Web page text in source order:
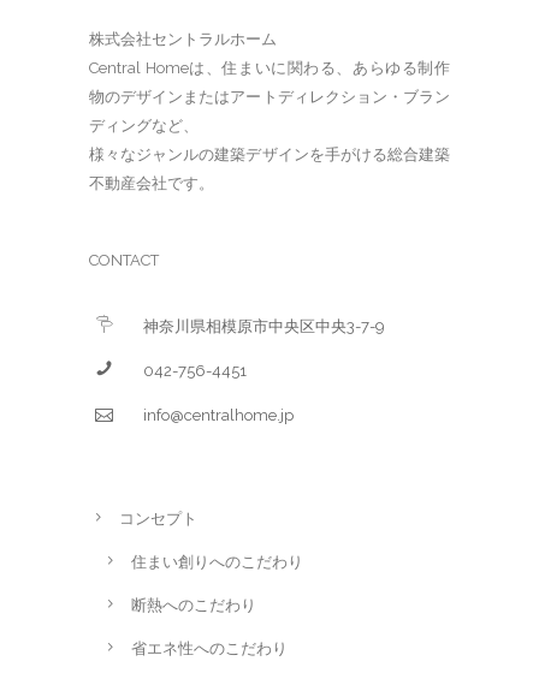
株式会社セントラルホーム
Central Homeは、住まいに関わる、あらゆる制作
物のデザインまたはアートディレクション・ブラン
ディングなど、
様々なジャンルの建築デザインを手がける総合建築
不動産会社です。
CONTACT
神奈川県相模原市中央区中央3-7-9
042-756-4451
info@centralhome.jp
コンセプト
住まい創りへのこだわり
断熱へのこだわり
省エネ性へのこだわり